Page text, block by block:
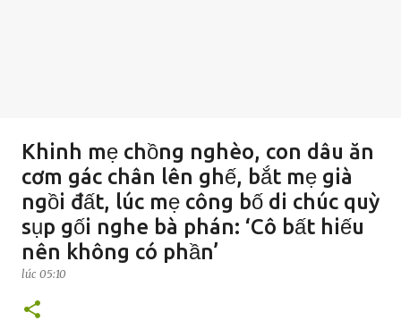
Khinh mẹ chồng nghèo, con dâu ăn
cơm gác chân lên ghế, bắt mẹ già
ngồi đất, lúc mẹ công bố di chúc quỳ
sụp gối nghe bà phán: ‘Cô bất hiếu
nên không có phần’
lúc 05:10